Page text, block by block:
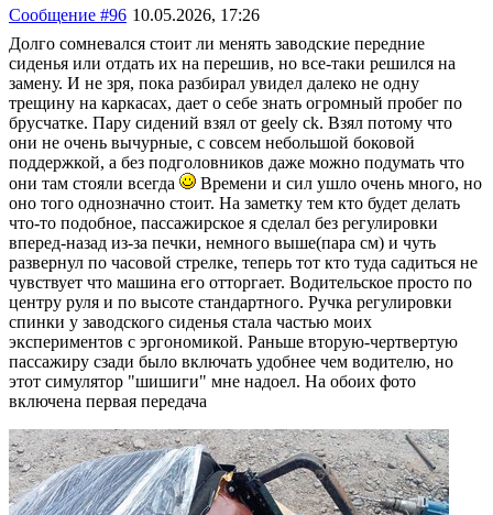
Сообщение #96 10.05.2026, 17:26
Долго сомневался стоит ли менять заводские передние
сиденья или отдать их на перешив, но все-таки решился на
замену. И не зря, пока разбирал увидел далеко не одну
трещину на каркасах, дает о себе знать огромный пробег по
брусчатке. Пару сидений взял от geely ck. Взял потому что
они не очень вычурные, с совсем небольшой боковой
поддержкой, а без подголовников даже можно подумать что
они там стояли всегда
Времени и сил ушло очень много, но
оно того однозначно стоит. На заметку тем кто будет делать
что-то подобное, пассажирское я сделал без регулировки
вперед-назад из-за печки, немного выше(пара см) и чуть
развернул по часовой стрелке, теперь тот кто туда садиться не
чувствует что машина его отторгает. Водительское просто по
центру руля и по высоте стандартного. Ручка регулировки
спинки у заводского сиденья стала частью моих
экспериментов с эргономикой. Раньше вторую-чертвертую
пассажиру сзади было включать удобнее чем водителю, но
этот симулятор "шишиги" мне надоел. На обоих фото
включена первая передача